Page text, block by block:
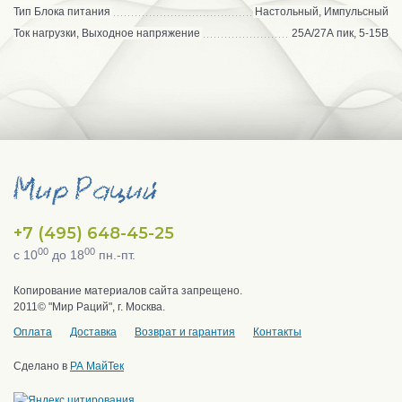
Тип Блока питания
Настольный, Импульсный
Ток нагрузки, Выходное напряжение
25А/27А пик, 5-15В
+7 (495) 648-45-25
с 1000 до 1800 пн.-пт.
Копирование материалов сайта запрещено.
2011© "Мир Раций", г. Москва.
Оплата
Доставка Возврат и гарантия Контакты
Сделано в РА МайТек